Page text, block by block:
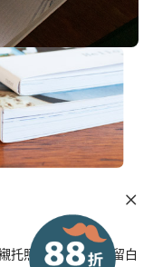
托照片，即使大量留白